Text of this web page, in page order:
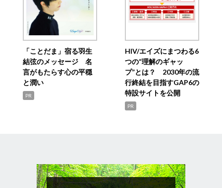
「ことだま」宿る羽生
結弦のメッセージ 名
言がもたらす心の平穏
と潤い
PR
HIV/エイズにまつわる6
つの“理解のギャッ
プ”とは？ 2030年の流
行終結を目指すGAP6の
特設サイトを公開
PR